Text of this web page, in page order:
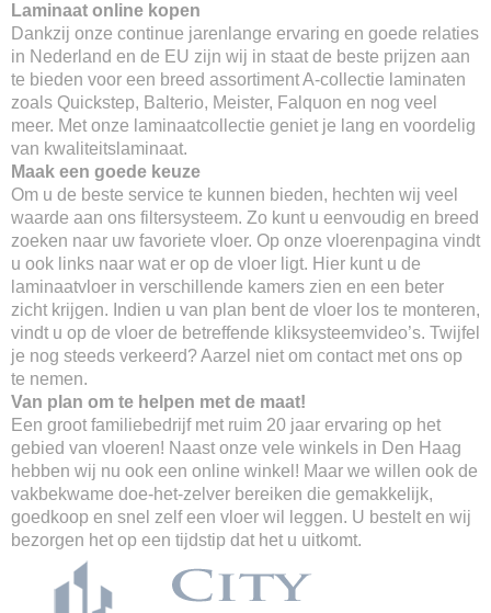
Laminaat online kopen
Dankzij onze continue jarenlange ervaring en goede relaties
in Nederland en de EU zijn wij in staat de beste prijzen aan
te bieden voor een breed assortiment A-collectie laminaten
zoals Quickstep, Balterio, Meister, Falquon en nog veel
meer. Met onze laminaatcollectie geniet je lang en voordelig
van kwaliteitslaminaat.
Maak een goede keuze
Om u de beste service te kunnen bieden, hechten wij veel
waarde aan ons filtersysteem. Zo kunt u eenvoudig en breed
zoeken naar uw favoriete vloer. Op onze vloerenpagina vindt
u ook links naar wat er op de vloer ligt. Hier kunt u de
laminaatvloer in verschillende kamers zien en een beter
zicht krijgen. Indien u van plan bent de vloer los te monteren,
vindt u op de vloer de betreffende kliksysteemvideo’s. Twijfel
je nog steeds verkeerd? Aarzel niet om contact met ons op
te nemen.
Van plan om te helpen met de maat!
Een groot familiebedrijf met ruim 20 jaar ervaring op het
gebied van vloeren! Naast onze vele winkels in Den Haag
hebben wij nu ook een online winkel! Maar we willen ook de
vakbekwame doe-het-zelver bereiken die gemakkelijk,
goedkoop en snel zelf een vloer wil leggen. U bestelt en wij
bezorgen het op een tijdstip dat het u uitkomt.